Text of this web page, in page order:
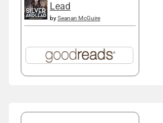
Lead
bySeanan McGuire